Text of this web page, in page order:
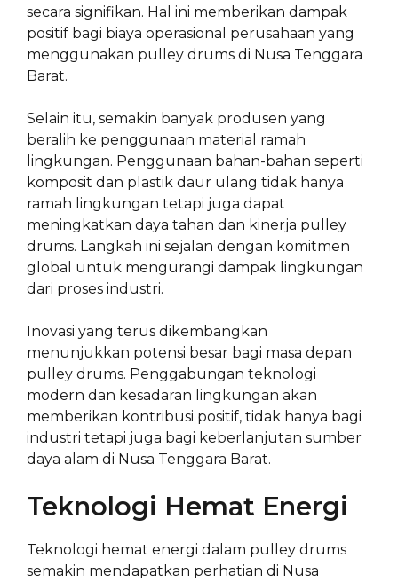
secara signifikan. Hal ini memberikan dampak
positif bagi biaya operasional perusahaan yang
menggunakan pulley drums di Nusa Tenggara
Barat.
Selain itu, semakin banyak produsen yang
beralih ke penggunaan material ramah
lingkungan. Penggunaan bahan-bahan seperti
komposit dan plastik daur ulang tidak hanya
ramah lingkungan tetapi juga dapat
meningkatkan daya tahan dan kinerja pulley
drums. Langkah ini sejalan dengan komitmen
global untuk mengurangi dampak lingkungan
dari proses industri.
Inovasi yang terus dikembangkan
menunjukkan potensi besar bagi masa depan
pulley drums. Penggabungan teknologi
modern dan kesadaran lingkungan akan
memberikan kontribusi positif, tidak hanya bagi
industri tetapi juga bagi keberlanjutan sumber
daya alam di Nusa Tenggara Barat.
Teknologi Hemat Energi
Teknologi hemat energi dalam pulley drums
semakin mendapatkan perhatian di Nusa